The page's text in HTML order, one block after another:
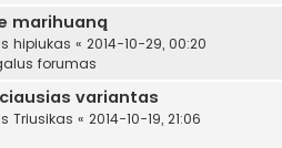
marihuaną
hipiukas « 2014-10-29, 00:20
forumas
variantas
Triusikas « 2014-10-19, 21:06